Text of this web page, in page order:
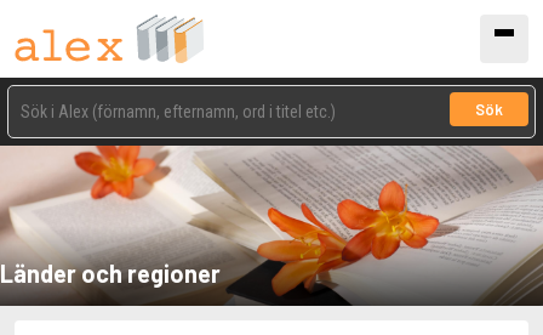
Sök
Länder och regioner